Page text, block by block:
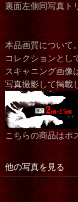
裏面左側同写真ト
本品画質について。
コレクションとし
スキャニング画像
写真撮影して掲載
こちらの商品はポ
他の写真を見る